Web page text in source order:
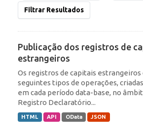
Filtrar Resultados
Publicação dos registros de
estrangeiros
Os registros de capitais
seguintes tipos de operações,
em cada período data-base, no
Registro Declaratório...
HTML API OData JSON